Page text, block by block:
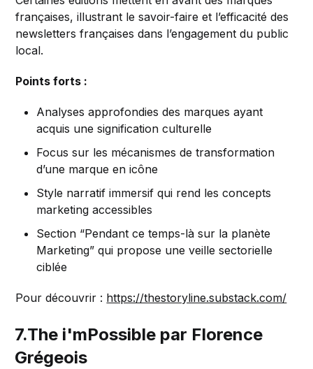
françaises, illustrant le savoir-faire et l’efficacité des
newsletters françaises dans l’engagement du public
local.
Points forts :
Analyses approfondies des marques ayant
acquis une signification culturelle
Focus sur les mécanismes de transformation
d’une marque en icône
Style narratif immersif qui rend les concepts
marketing accessibles
Section “Pendant ce temps-là sur la planète
Marketing” qui propose une veille sectorielle
ciblée
Pour découvrir : https://thestoryline.substack.com/
7.The i'mPossible par Florence
Grégeois